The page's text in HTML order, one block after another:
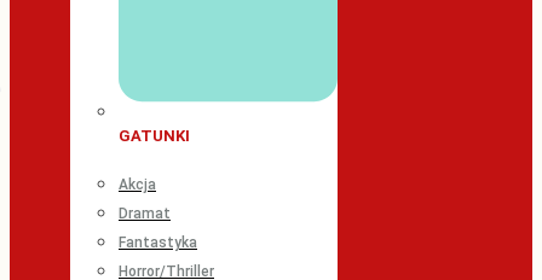
GATUNKI
Akcja
Dramat
Fantastyka
Horror/Thriller